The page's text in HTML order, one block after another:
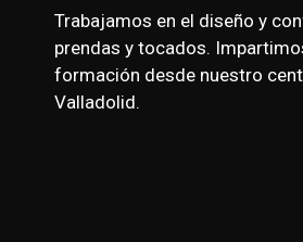
Trabajamos en el diseño y
prendas y tocados.
formación desde nuestro
Valladolid.